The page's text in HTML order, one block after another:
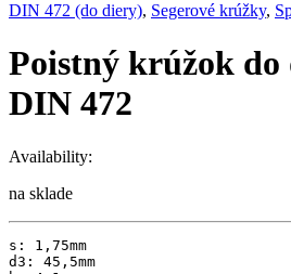
DIN 472 (do diery), Segerové krúžky,
Poistný krúžok do
DIN 472
Availability:
na sklade
s: 1,75mm
d3: 45,5mm